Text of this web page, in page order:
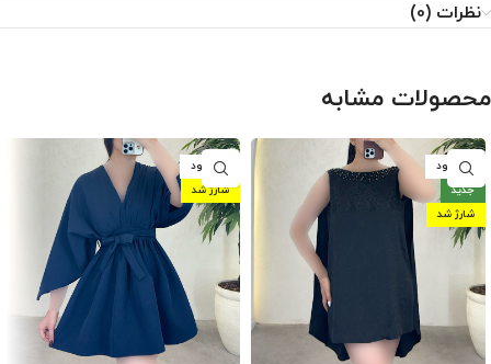
نظرات (0)
محصولات مشابه
ناموجود
جدید
شارژ شد
ناموجود
شارژ شد